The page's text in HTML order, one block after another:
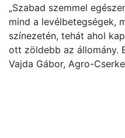
„Szabad szemmel
mind a levélbetegségek,
színezetén, tehát ahol
ott zöldebb az állomány.
Vajda Gábor, Agro-